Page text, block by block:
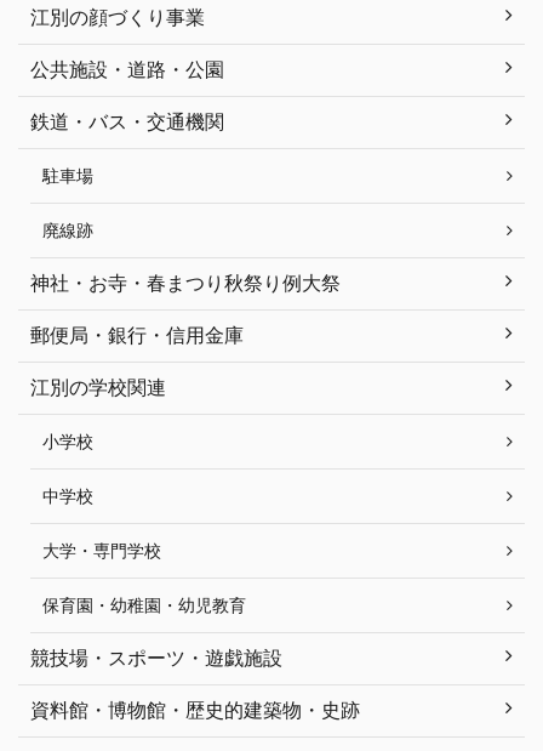
江別の顔づくり事業
公共施設・道路・公園
鉄道・バス・交通機関
駐車場
廃線跡
神社・お寺・春まつり秋祭り例大祭
郵便局・銀行・信用金庫
江別の学校関連
小学校
中学校
大学・専門学校
保育園・幼稚園・幼児教育
競技場・スポーツ・遊戯施設
資料館・博物館・歴史的建築物・史跡